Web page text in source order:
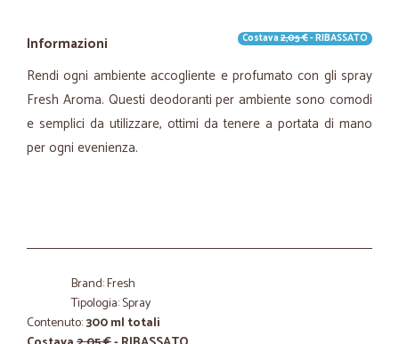
Informazioni Costava2,05 €- RIBASSATO
Rendi ogni ambiente accogliente e profumato con gli spray
Fresh Aroma. Questi deodoranti per ambiente sono comodi
e semplici da utilizzare, ottimi da tenere a portata di mano
per ogni evenienza.
Brand: Fresh
Tipologia: Spray
Contenuto:300 ml totali